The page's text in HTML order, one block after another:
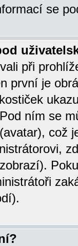
se
při
první je
ním se
což